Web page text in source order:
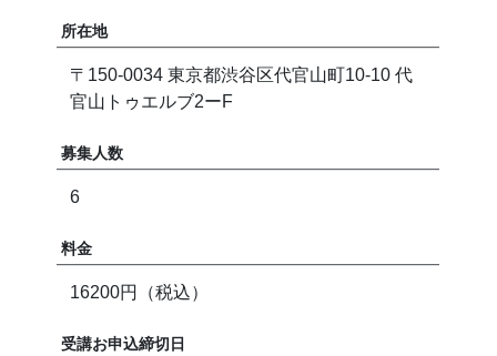
所在地
〒150-0034 東京都渋谷区代官山町10-10 代
官山トゥエルブ2ーF
募集人数
6
料金
16200円（税込）
受講お申込締切日